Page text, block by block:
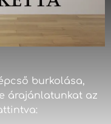
burkolása,
árajánlatunkat az